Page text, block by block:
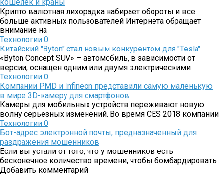
кошелек и краны
Крипто валютная лихорадка набирает обороты и все
больше активных пользователей Интернета обращает
внимание на
Технологии 0
Китайский "Byton" стал новым конкурентом для "Tesla"
«Byton Concept SUV» – автомобиль, в зависимости от
версии, оснащен одним или двумя электрическими
Технологии 0
Компании PMD и Infineon представили самую маленькую
в мире 3D-камеру для смартфонов
Камеры для мобильных устройств переживают новую
волну серьезных изменений. Во время CES 2018 компании
Технологии 0
Бот-адрес электронной почты, предназначенный для
раздражения мошенников
Если вы устали от того, что у мошенников есть
бесконечное количество времени, чтобы бомбардировать
Добавить комментарий